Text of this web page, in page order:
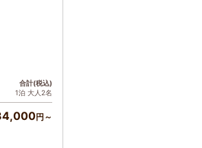
合計(税込)
1泊 大人2名
円～